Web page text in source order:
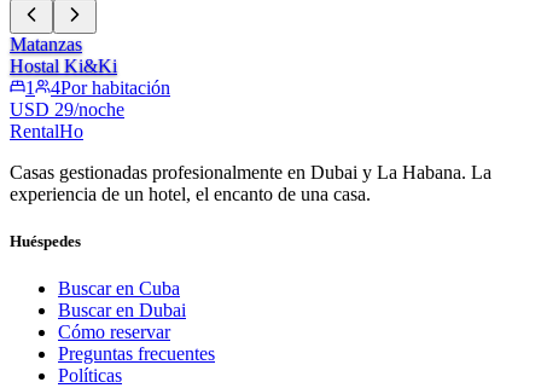
Matanzas
Hostal Ki&Ki
1
4Por habitación
USD 29/noche
RentalHo
Casas gestionadas profesionalmente en Dubai y La Habana. La
experiencia de un hotel, el encanto de una casa.
Huéspedes
Buscar en Cuba
Buscar en Dubai
Cómo reservar
Preguntas frecuentes
Políticas